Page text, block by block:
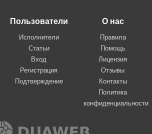
Пользователи
Исполнители
Статьи
Вход
Регистрация
Подтверждение
О нас
Правила
Помощь
Лицензия
Отзывы
Контакты
Политика
конфиденциальности